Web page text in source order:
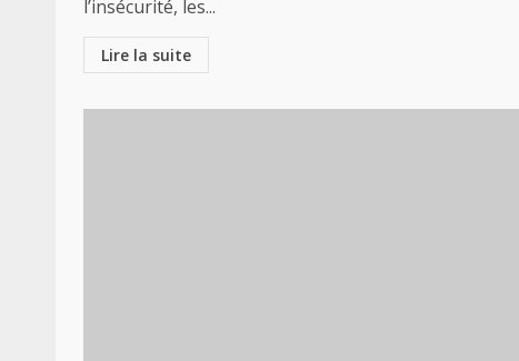
l’insécurité, les...
Lire la suite